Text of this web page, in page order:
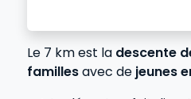
Le 7 km est la descente
famillesavec de jeunes